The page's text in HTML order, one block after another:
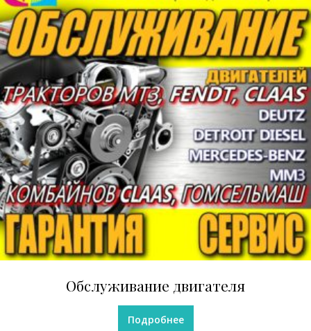
Обслуживание двигателя
Подробнее